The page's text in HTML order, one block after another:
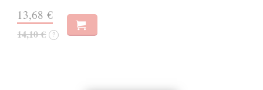
13,68 €
14,10 € ?